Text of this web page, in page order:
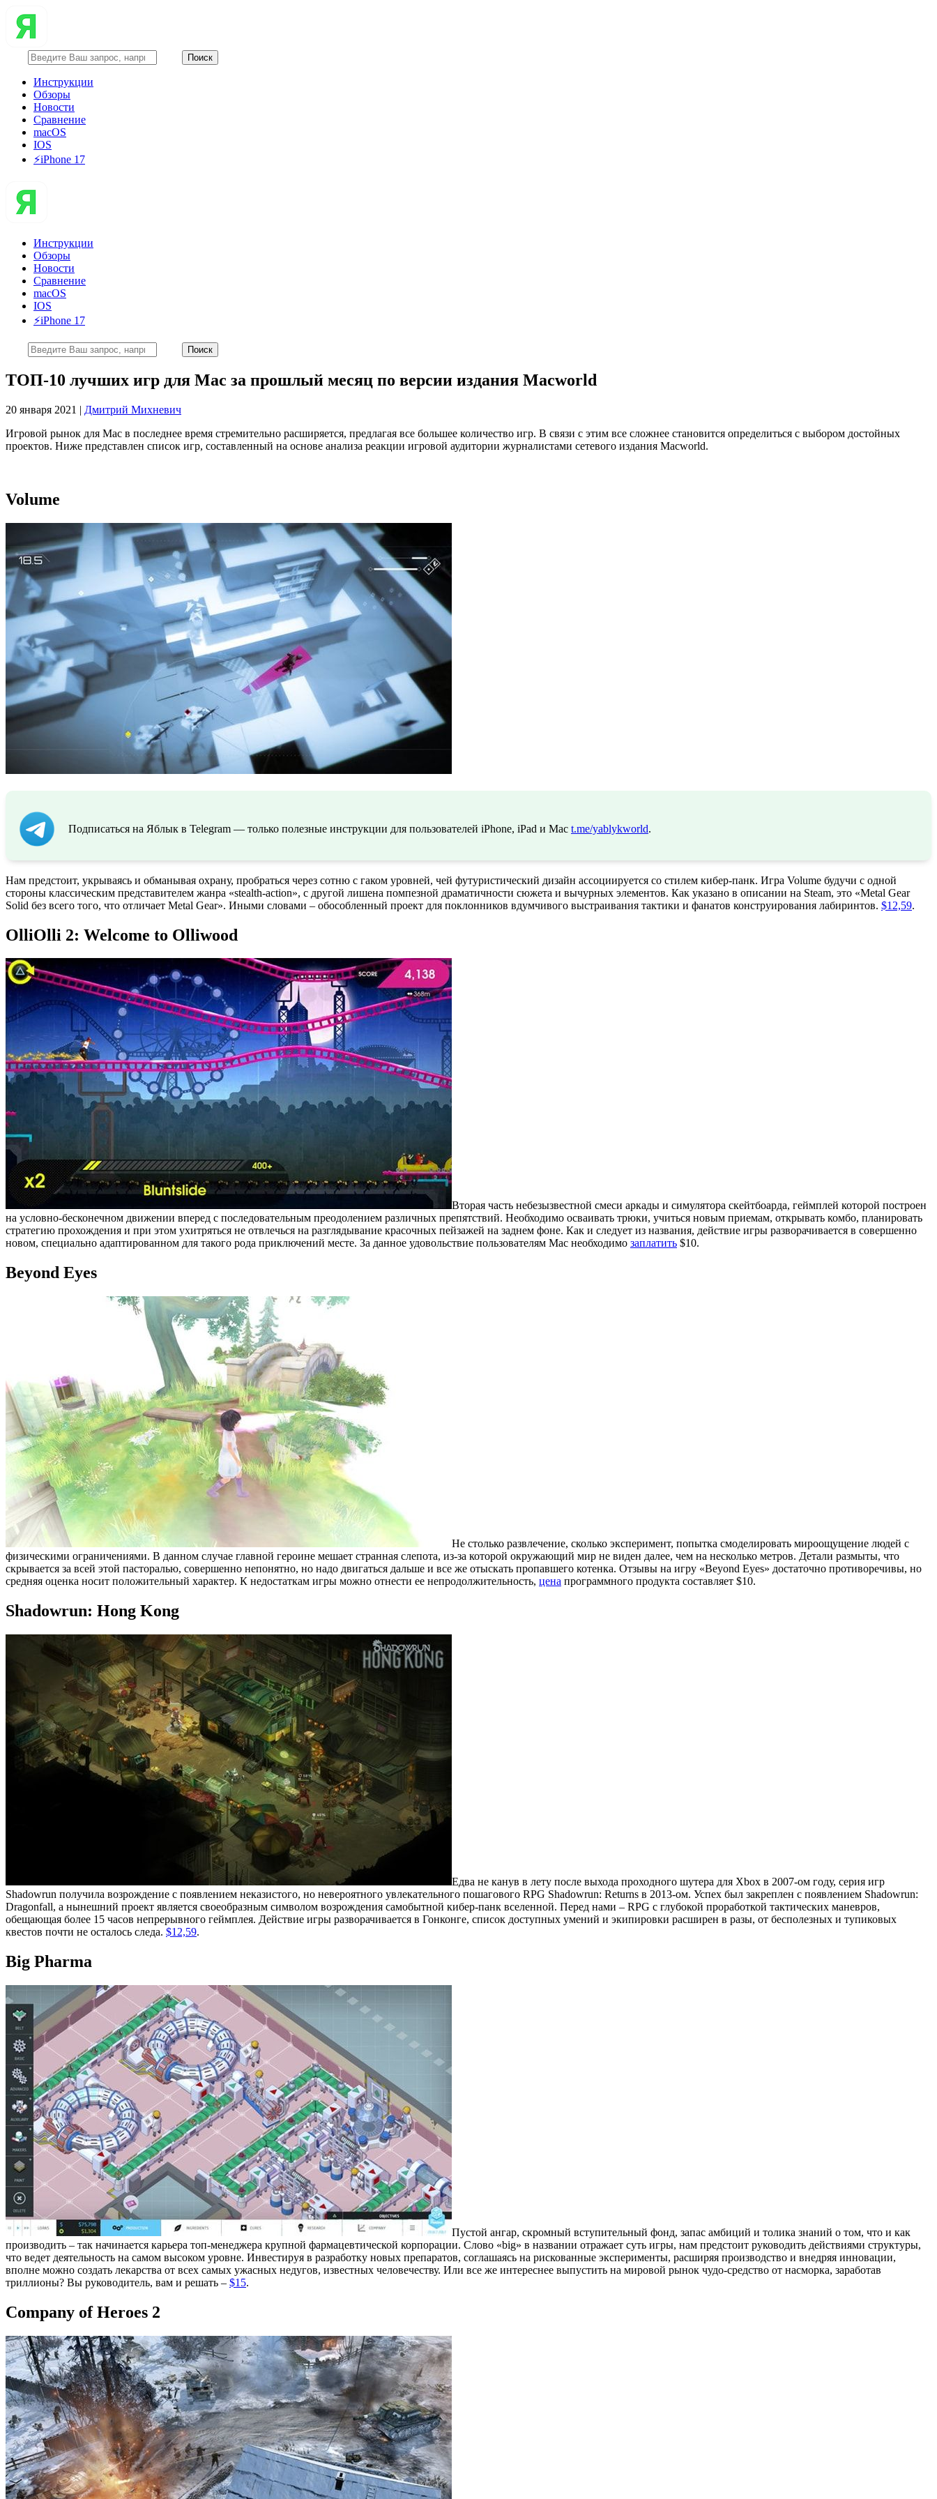
Инструкции
Обзоры
Новости
Сравнение
macOS
IOS
⚡️iPhone 17
Инструкции
Обзоры
Новости
Сравнение
macOS
IOS
⚡️iPhone 17
ТОП-10 лучших игр для Mac за прошлый месяц по версии издания Macworld
20 января 2021 | Дмитрий Михневич
Игровой рынок для Mac в последнее время стремительно расширяется, предлагая все большее количество игр. В связи с этим все сложнее становится определиться с выбором достойных
проектов. Ниже представлен список игр, составленный на основе анализа реакции игровой аудитории журналистами сетевого издания Macworld.
Volume
Подписаться на Яблык в Telegram — только полезные инструкции для пользователей iPhone, iPad и Mac t.me/yablykworld.
Нам предстоит, укрываясь и обманывая охрану, пробраться через сотню с гаком уровней, чей футуристический дизайн ассоциируется со стилем кибер-панк. Игра Volume будучи с одной
стороны классическим представителем жанра «stealth-action», с другой лишена помпезной драматичности сюжета и вычурных элементов. Как указано в описании на Steam, это «Metal Gear
Solid без всего того, что отличает Metal Gear». Иными словами – обособленный проект для поклонников вдумчивого выстраивания тактики и фанатов конструирования лабиринтов. $12,59.
OlliOlli 2: Welcome to Olliwood
Вторая часть небезызвестной смеси аркады и симулятора скейтбоарда, геймплей которой построен
на условно-бесконечном движении вперед с последовательным преодолением различных препятствий. Необходимо осваивать трюки, учиться новым приемам, открывать комбо, планировать
стратегию прохождения и при этом ухитряться не отвлечься на разглядывание красочных пейзажей на заднем фоне. Как и следует из названия, действие игры разворачивается в совершенно
новом, специально адаптированном для такого рода приключений месте. За данное удовольствие пользователям Mac необходимо заплатить $10.
Beyond Eyes
Не столько развлечение, сколько эксперимент, попытка смоделировать мироощущение людей с
физическими ограничениями. В данном случае главной героине мешает странная слепота, из-за которой окружающий мир не виден далее, чем на несколько метров. Детали размыты, что
скрывается за всей этой пасторалью, совершенно непонятно, но надо двигаться дальше и все же отыскать пропавшего котенка. Отзывы на игру «Beyond Eyes» достаточно противоречивы, но
средняя оценка носит положительный характер. К недостаткам игры можно отнести ее непродолжительность, цена программного продукта составляет $10.
Shadowrun: Hong Kong
Едва не канув в лету после выхода проходного шутера для Xbox в 2007-ом году, серия игр
Shadowrun получила возрождение с появлением неказистого, но невероятного увлекательного пошагового RPG Shadowrun: Returns в 2013-ом. Успех был закреплен с появлением Shadowrun:
Dragonfall, а нынешний проект является своеобразным символом возрождения самобытной кибер-панк вселенной. Перед нами – RPG с глубокой проработкой тактических маневров,
обещающая более 15 часов непрерывного геймплея. Действие игры разворачивается в Гонконге, список доступных умений и экипировки расширен в разы, от бесполезных и тупиковых
квестов почти не осталось следа. $12,59.
Big Pharma
Пустой ангар, скромный вступительный фонд, запас амбиций и толика знаний о том, что и как
производить – так начинается карьера топ-менеджера крупной фармацевтической корпорации. Слово «big» в названии отражает суть игры, нам предстоит руководить действиями структуры,
что ведет деятельность на самом высоком уровне. Инвестируя в разработку новых препаратов, соглашаясь на рискованные эксперименты, расширяя производство и внедряя инновации,
вполне можно создать лекарства от всех самых ужасных недугов, известных человечеству. Или все же интереснее выпустить на мировой рынок чудо-средство от насморка, заработав
триллионы? Вы руководитель, вам и решать – $15.
Company of Heroes 2